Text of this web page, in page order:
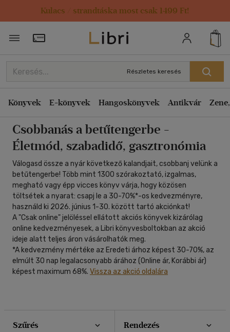
Kulacs / strandtáska most csak 1499 Ft!
Törzsvásárlói Kártya adatai
Részletes keresés
Könyvek E-könyvek Hangoskönyvek Antikvár
Csobbanás a betűtengerbe -
Életmód, szabadidő, gasztronómia
Válogasd össze a nyár következő kalandjait, csobbanj velünk a
betűtengerbe! Több mint 1300 szórakoztató, izgalmas,
megható vagy épp vicces könyv várja, hogy közösen
töltsétek a nyarat: csapj le a 30-70%*-os kedvezményre,
használd ki 2026. június 1-30. között tartó akciónkat!
A "Csak online" jelöléssel ellátott akciós könyvek kizárólag
online kedvezményesek, a Libri könyvesboltokban az akció
ideje alatt teljes áron vásárolhatók meg.
*A kedvezmény mértéke az Eredeti árhoz képest 30-70%, az
elmúlt 30 nap legalacsonyabb árához (Online ár, Korábbi ár)
képest maximum 68%. Vissza az akció oldalára
Szűrés
Könyv
Ár szerint
2500 Ft - 4500 Ft(46)
4500 Ft felett(107)
Korosztály szerint
Ifjúsági(1)
mind(1)
Felnőtt(152)
Nyelv szerint
Szűrés Rendezés
Rendezés
Kiadás éve szerint csökkenő
Ár szerint csökkenő
Eladott darabszám szerint csökkenő
Eladott darabszám szerint növekvő
Cím szerint A-Z
Szerző szerint A-Z
Megjelenítés
20 db / oldal
40 db / oldal